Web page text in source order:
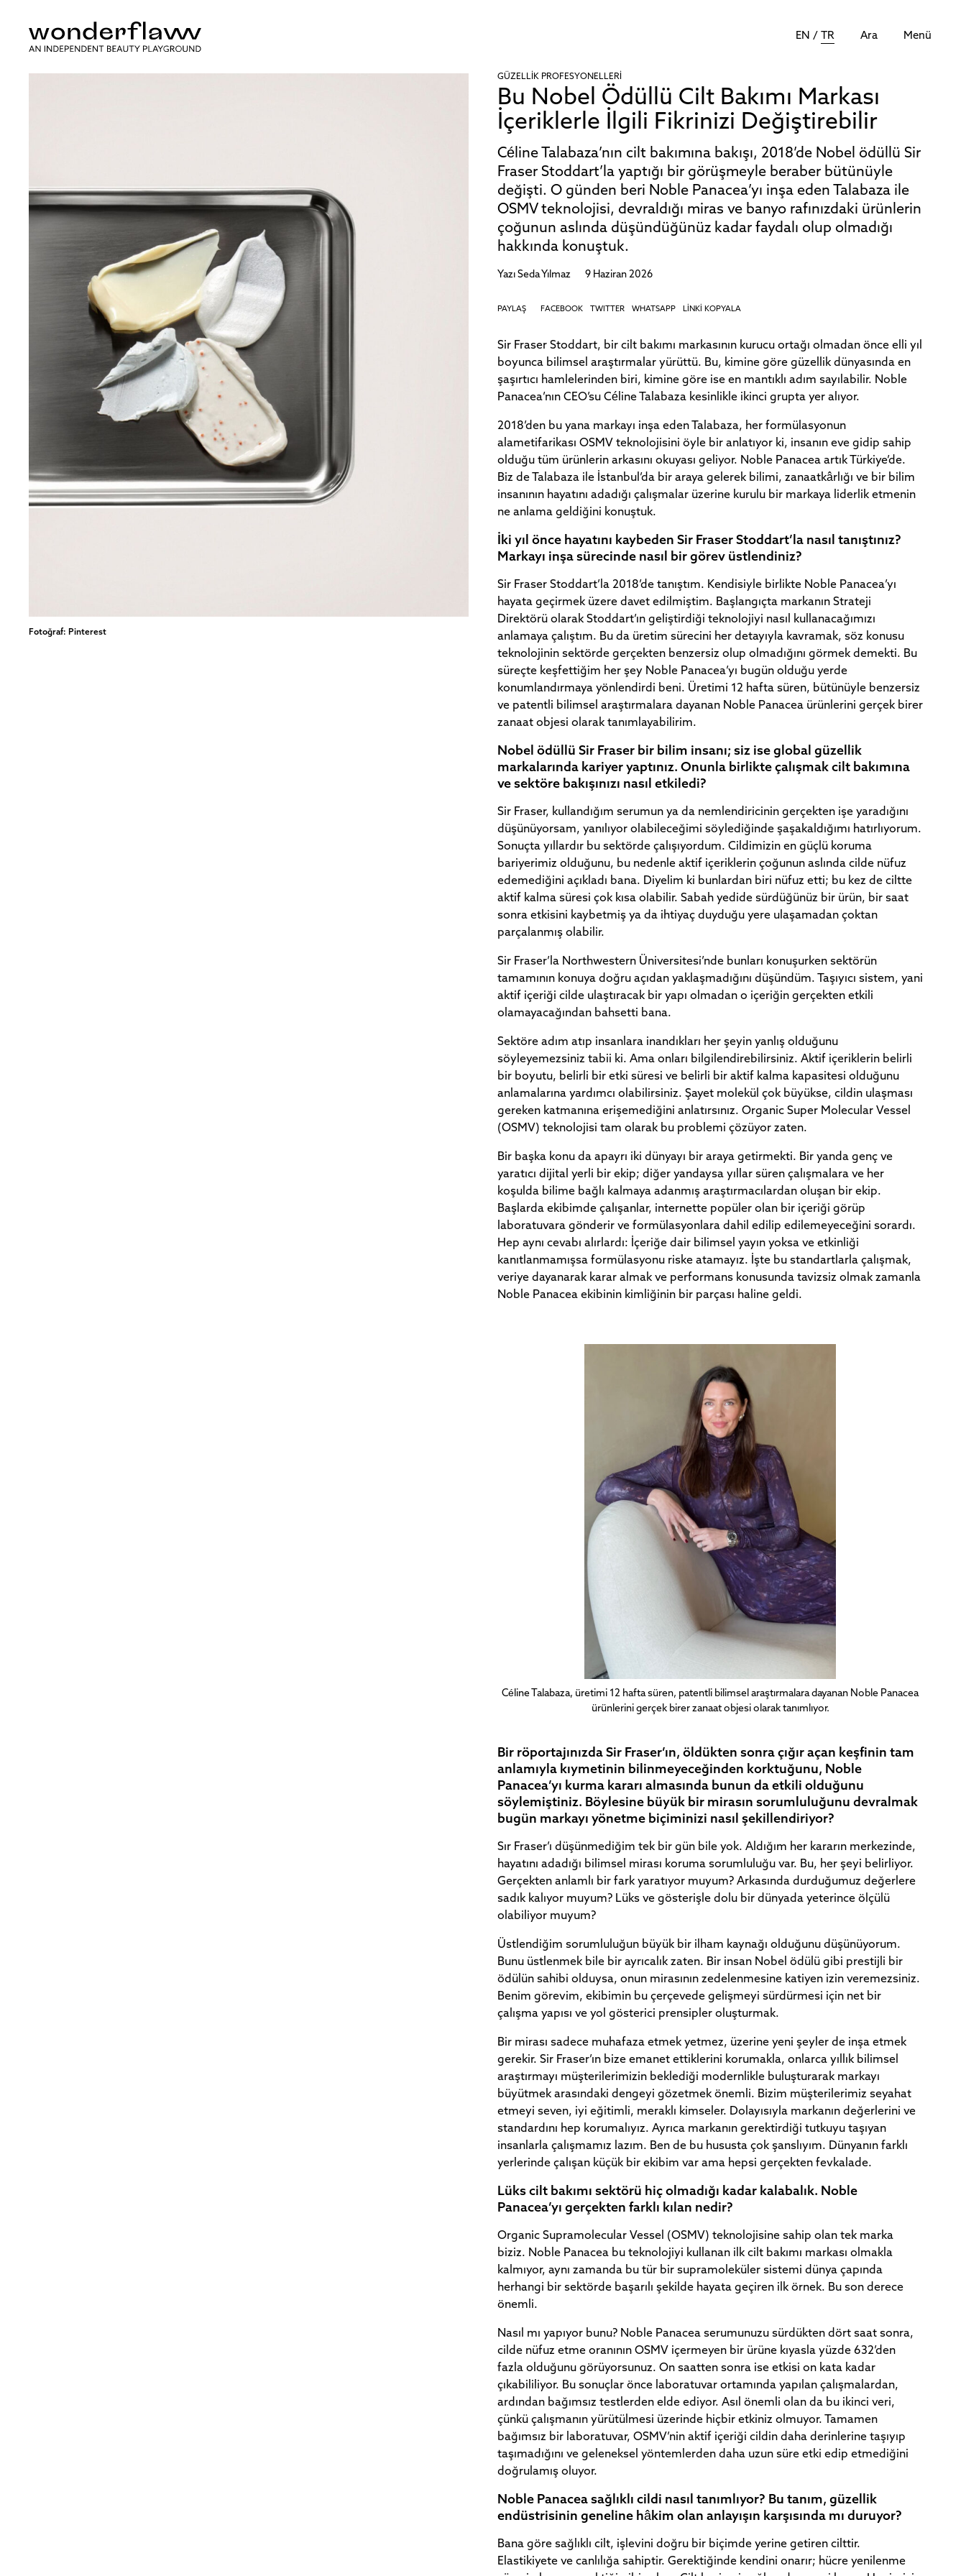
EN / TR Ara Menü
Fotoğraf: Pinterest
GÜZELLIK PROFESYONELLERI
Bu Nobel Ödüllü Cilt Bakımı Markası
İçeriklerle İlgili Fikrinizi Değiştirebilir
Céline Talabaza’nın cilt bakımına bakışı, 2018’de Nobel ödüllü Sir
Fraser Stoddart’la yaptığı bir görüşmeyle beraber bütünüyle
değişti. O günden beri Noble Panacea’yı inşa eden Talabaza ile
OSMV teknolojisi, devraldığı miras ve banyo rafınızdaki ürünlerin
çoğunun aslında düşündüğünüz kadar faydalı olup olmadığı
hakkında konuştuk.
Yazı Seda Yılmaz 9 Haziran 2026
PAYLAŞ FACEBOOK TWITTER WHATSAPP LİNKİ KOPYALA
Sir Fraser Stoddart, bir cilt bakımı markasının kurucu ortağı olmadan önce elli yıl
boyunca bilimsel araştırmalar yürüttü. Bu, kimine göre güzellik dünyasında en
şaşırtıcı hamlelerinden biri, kimine göre ise en mantıklı adım sayılabilir. Noble
Panacea’nın CEO’su Céline Talabaza kesinlikle ikinci grupta yer alıyor.
2018’den bu yana markayı inşa eden Talabaza, her formülasyonun
alametifarikası OSMV teknolojisini öyle bir anlatıyor ki, insanın eve gidip sahip
olduğu tüm ürünlerin arkasını okuyası geliyor. Noble Panacea artık Türkiye’de.
Biz de Talabaza ile İstanbul’da bir araya gelerek bilimi, zanaatkârlığı ve bir bilim
insanının hayatını adadığı çalışmalar üzerine kurulu bir markaya liderlik etmenin
ne anlama geldiğini konuştuk.
İki yıl önce hayatını kaybeden Sir Fraser Stoddart’la nasıl tanıştınız?
Markayı inşa sürecinde nasıl bir görev üstlendiniz?
Sir Fraser Stoddart’la 2018’de tanıştım. Kendisiyle birlikte Noble Panacea’yı
hayata geçirmek üzere davet edilmiştim. Başlangıçta markanın Strateji
Direktörü olarak Stoddart’ın geliştirdiği teknolojiyi nasıl kullanacağımızı
anlamaya çalıştım. Bu da üretim sürecini her detayıyla kavramak, söz konusu
teknolojinin sektörde gerçekten benzersiz olup olmadığını görmek demekti. Bu
süreçte keşfettiğim her şey Noble Panacea’yı bugün olduğu yerde
konumlandırmaya yönlendirdi beni. Üretimi 12 hafta süren, bütünüyle benzersiz
ve patentli bilimsel araştırmalara dayanan Noble Panacea ürünlerini gerçek birer
zanaat objesi olarak tanımlayabilirim.
Nobel ödüllü Sir Fraser bir bilim insanı; siz ise global güzellik
markalarında kariyer yaptınız. Onunla birlikte çalışmak cilt bakımına
ve sektöre bakışınızı nasıl etkiledi?
Sir Fraser, kullandığım serumun ya da nemlendiricinin gerçekten işe yaradığını
düşünüyorsam, yanılıyor olabileceğimi söylediğinde şaşakaldığımı hatırlıyorum.
Sonuçta yıllardır bu sektörde çalışıyordum. Cildimizin en güçlü koruma
bariyerimiz olduğunu, bu nedenle aktif içeriklerin çoğunun aslında cilde nüfuz
edemediğini açıkladı bana. Diyelim ki bunlardan biri nüfuz etti; bu kez de ciltte
aktif kalma süresi çok kısa olabilir. Sabah yedide sürdüğünüz bir ürün, bir saat
sonra etkisini kaybetmiş ya da ihtiyaç duyduğu yere ulaşamadan çoktan
parçalanmış olabilir.
Sir Fraser’la Northwestern Üniversitesi’nde bunları konuşurken sektörün
tamamının konuya doğru açıdan yaklaşmadığını düşündüm. Taşıyıcı sistem, yani
aktif içeriği cilde ulaştıracak bir yapı olmadan o içeriğin gerçekten etkili
olamayacağından bahsetti bana.
Sektöre adım atıp insanlara inandıkları her şeyin yanlış olduğunu
söyleyemezsiniz tabii ki. Ama onları bilgilendirebilirsiniz. Aktif içeriklerin belirli
bir boyutu, belirli bir etki süresi ve belirli bir aktif kalma kapasitesi olduğunu
anlamalarına yardımcı olabilirsiniz. Şayet molekül çok büyükse, cildin ulaşması
gereken katmanına erişemediğini anlatırsınız. Organic Super Molecular Vessel
(OSMV) teknolojisi tam olarak bu problemi çözüyor zaten.
Bir başka konu da apayrı iki dünyayı bir araya getirmekti. Bir yanda genç ve
yaratıcı dijital yerli bir ekip; diğer yandaysa yıllar süren çalışmalara ve her
koşulda bilime bağlı kalmaya adanmış araştırmacılardan oluşan bir ekip.
Başlarda ekibimde çalışanlar, internette popüler olan bir içeriği görüp
laboratuvara gönderir ve formülasyonlara dahil edilip edilemeyeceğini sorardı.
Hep aynı cevabı alırlardı: İçeriğe dair bilimsel yayın yoksa ve etkinliği
kanıtlanmamışsa formülasyonu riske atamayız. İşte bu standartlarla çalışmak,
veriye dayanarak karar almak ve performans konusunda tavizsiz olmak zamanla
Noble Panacea ekibinin kimliğinin bir parçası haline geldi.
Céline Talabaza, üretimi 12 hafta süren, patentli bilimsel araştırmalara dayanan Noble Panacea
ürünlerini gerçek birer zanaat objesi olarak tanımlıyor.
Bir röportajınızda Sir Fraser’ın, öldükten sonra çığır açan keşfinin tam
anlamıyla kıymetinin bilinmeyeceğinden korktuğunu, Noble
Panacea’yı kurma kararı almasında bunun da etkili olduğunu
söylemiştiniz. Böylesine büyük bir mirasın sorumluluğunu devralmak
bugün markayı yönetme biçiminizi nasıl şekillendiriyor?
Sır Fraser’ı düşünmediğim tek bir gün bile yok. Aldığım her kararın merkezinde,
hayatını adadığı bilimsel mirası koruma sorumluluğu var. Bu, her şeyi belirliyor.
Gerçekten anlamlı bir fark yaratıyor muyum? Arkasında durduğumuz değerlere
sadık kalıyor muyum? Lüks ve gösterişle dolu bir dünyada yeterince ölçülü
olabiliyor muyum?
Üstlendiğim sorumluluğun büyük bir ilham kaynağı olduğunu düşünüyorum.
Bunu üstlenmek bile bir ayrıcalık zaten. Bir insan Nobel ödülü gibi prestijli bir
ödülün sahibi olduysa, onun mirasının zedelenmesine katiyen izin veremezsiniz.
Benim görevim, ekibimin bu çerçevede gelişmeyi sürdürmesi için net bir
çalışma yapısı ve yol gösterici prensipler oluşturmak.
Bir mirası sadece muhafaza etmek yetmez, üzerine yeni şeyler de inşa etmek
gerekir. Sir Fraser’ın bize emanet ettiklerini korumakla, onlarca yıllık bilimsel
araştırmayı müşterilerimizin beklediği modernlikle buluşturarak markayı
büyütmek arasındaki dengeyi gözetmek önemli. Bizim müşterilerimiz seyahat
etmeyi seven, iyi eğitimli, meraklı kimseler. Dolayısıyla markanın değerlerini ve
standardını hep korumalıyız. Ayrıca markanın gerektirdiği tutkuyu taşıyan
insanlarla çalışmamız lazım. Ben de bu hususta çok şanslıyım. Dünyanın farklı
yerlerinde çalışan küçük bir ekibim var ama hepsi gerçekten fevkalade.
Lüks cilt bakımı sektörü hiç olmadığı kadar kalabalık. Noble
Panacea’yı gerçekten farklı kılan nedir?
Organic Supramolecular Vessel (OSMV) teknolojisine sahip olan tek marka
biziz. Noble Panacea bu teknolojiyi kullanan ilk cilt bakımı markası olmakla
kalmıyor, aynı zamanda bu tür bir supramoleküler sistemi dünya çapında
herhangi bir sektörde başarılı şekilde hayata geçiren ilk örnek. Bu son derece
önemli.
Nasıl mı yapıyor bunu? Noble Panacea serumunuzu sürdükten dört saat sonra,
cilde nüfuz etme oranının OSMV içermeyen bir ürüne kıyasla yüzde 632’den
fazla olduğunu görüyorsunuz. On saatten sonra ise etkisi on kata kadar
çıkabililiyor. Bu sonuçlar önce laboratuvar ortamında yapılan çalışmalardan,
ardından bağımsız testlerden elde ediyor. Asıl önemli olan da bu ikinci veri,
çünkü çalışmanın yürütülmesi üzerinde hiçbir etkiniz olmuyor. Tamamen
bağımsız bir laboratuvar, OSMV’nin aktif içeriği cildin daha derinlerine taşıyıp
taşımadığını ve geleneksel yöntemlerden daha uzun süre etki edip etmediğini
doğrulamış oluyor.
Noble Panacea sağlıklı cildi nasıl tanımlıyor? Bu tanım, güzellik
endüstrisinin geneline hâkim olan anlayışın karşısında mı duruyor?
Bana göre sağlıklı cilt, işlevini doğru bir biçimde yerine getiren cilttir.
Elastikiyete ve canlılığa sahiptir. Gerektiğinde kendini onarır; hücre yenilenme